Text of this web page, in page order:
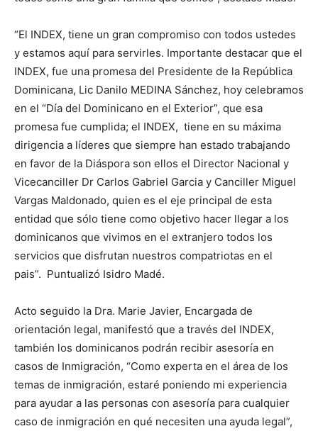
“El INDEX, tiene un gran compromiso con todos ustedes
y estamos aquí para servirles. Importante destacar que el
INDEX, fue una promesa del Presidente de la República
Dominicana, Lic Danilo MEDINA Sánchez, hoy celebramos
en el “Día del Dominicano en el Exterior”, que esa
promesa fue cumplida; el INDEX, tiene en su máxima
dirigencia a líderes que siempre han estado trabajando
en favor de la Diáspora son ellos el Director Nacional y
Vicecanciller Dr Carlos Gabriel Garcia y Canciller Miguel
Vargas Maldonado, quien es el eje principal de esta
entidad que sólo tiene como objetivo hacer llegar a los
dominicanos que vivimos en el extranjero todos los
servicios que disfrutan nuestros compatriotas en el
pais”. Puntualizó Isidro Madé.
Acto seguido la Dra. Marie Javier, Encargada de
orientación legal, manifestó que a través del INDEX,
también los dominicanos podrán recibir asesoría en
casos de Inmigración, “Como experta en el área de los
temas de inmigración, estaré poniendo mi experiencia
para ayudar a las personas con asesoría para cualquier
caso de inmigración en qué necesiten una ayuda legal”,